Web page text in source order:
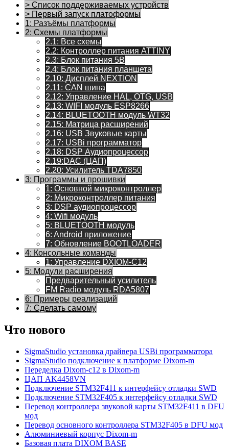
> Список поддерживаемых устройств
> Первый запуск платоформы
1: Разъёмы платформы
2: Схемы платформы
2.1: Все схемы
2.2: Контроллер питания ATTINY
2.3: Блок питания 5В
2.4: Блок питания планшета
2.10: Дисплей NEXTION
2.11: CAN шина
2.12: Управление HAL, OTG, USB
2.13: WIFI модуль ESP8266
2.14: BLUETOOTH модуль WT32
2.15: Матрица расширений
2.16: USB Звуковые карты
2.17: USBi программатор
2.18: DSP Аудиопроцессор
2.19:DAC (ЦАП)
2.20: Усилитель TDA7850
3: Программы и прошивки
1: Основной микроконтроллер
2: Микроконтроллер питания
3: DSP аудиопроцессор
4: Wifi модуль
5: BLUETOOTH модуль
6: Android приложение
7: Обновление BOOTLOADER
4: Консольные команды
1: Управление DXIOM-C12
5: Модули расширения
Предварительный усилитель
FM Radio модуль RDA5807
6: Примеры реализаций
7: Сделать самому
Что нового
SigmaStudio установка драйвера USBi программатора
SigmaStudio подключение к платформе Dixom-m
Переделка Dixom-c12 в Dixom-m
ЦАП AK4458VN
Подключение STM32F411 к интерфейсу отладки SWD
Подключение STM32F405 к интерфейсу отладки SWD
Перевод контроллера звуковой карты STM32F411 в DFU
мод
Перевод основного контроллера STM32F405 в DFU мод
Алюминиевый корпус Dixom-m
Базовая плата DIXOM BASE